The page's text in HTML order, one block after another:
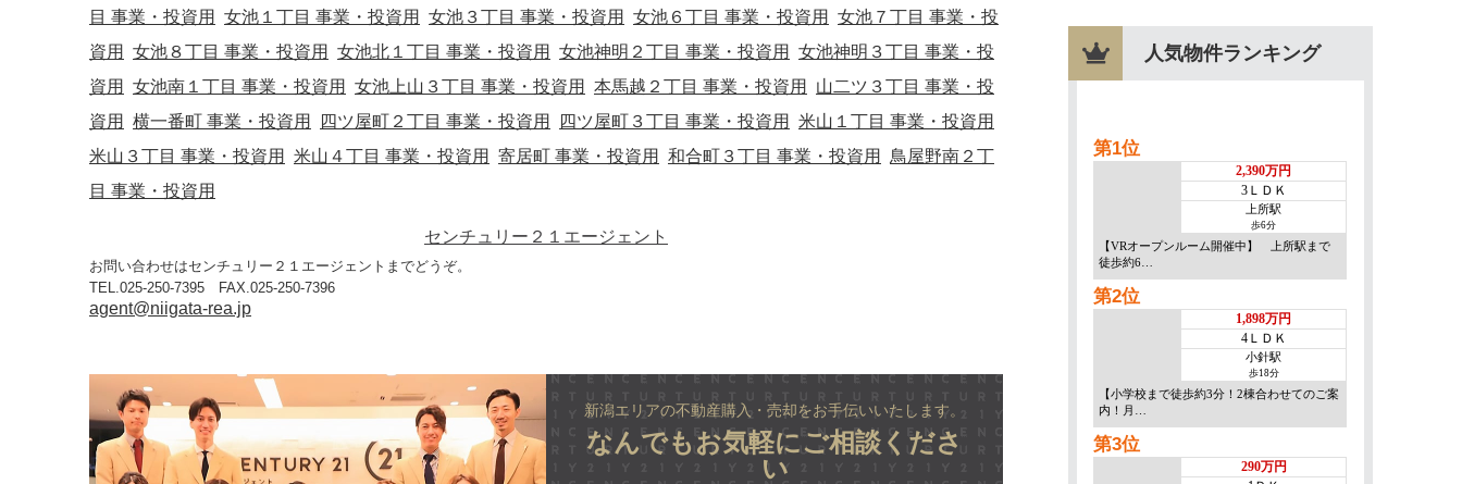
目 事業・投資用
女池１丁目 事業・投資用 女池３丁目 事業・投資用 女池６丁目 事業・投資用
女池７丁目 事業・投
資用
女池８丁目 事業・投資用 女池北１丁目 事業・投資用 女池神明２丁目 事業・投資用
女池神明３丁目 事業・投
資用
女池南１丁目 事業・投資用 女池上山３丁目 事業・投資用 本馬越２丁目 事業・投資用
山二ツ３丁目 事業・投
資用
横一番町 事業・投資用 四ツ屋町２丁目 事業・投資用 四ツ屋町３丁目 事業・投資用
米山１丁目 事業・投資用
米山３丁目 事業・投資用
米山４丁目 事業・投資用 寄居町 事業・投資用 和合町３丁目 事業・投資用
鳥屋野南２丁
目 事業・投資用
センチュリー２１エージェント
お問い合わせはセンチュリー２１エージェントまでどうぞ。
TEL.025-250-7395 FAX.025-250-7396
agent@niigata-rea.jp
新潟エリアの不動産購入・売却をお手伝いいたします。
なんでもお気軽にご相談くださ
い
人気物件ランキング